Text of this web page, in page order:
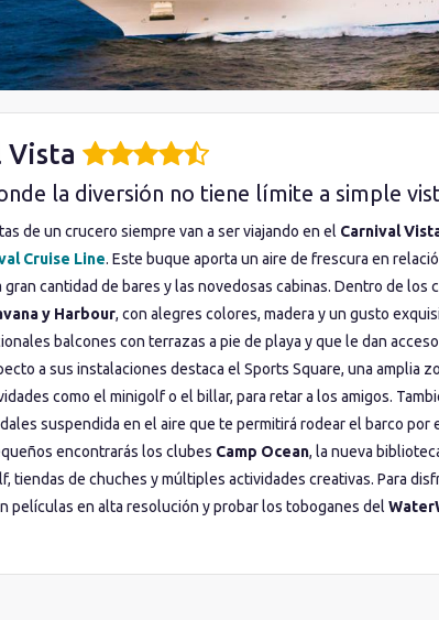
Vista
la diversión no tiene límite a simple
de un crucero siempre van a ser viajando en el Carnival
Cruise Line. Este buque aporta un aire de frescura en
cantidad de bares y las novedosas cabinas. Dentro de los
y Harbour, con alegres colores, madera y un gusto
balcones con terrazas a pie de playa y que le dan
a sus instalaciones destaca el Sports Square, una amplia
como el minigolf o el billar, para retar a los amigos.
suspendida en el aire que te permitirá rodear el barco por
encontrarás los clubes Camp Ocean, la nueva
tiendas de chuches y múltiples actividades creativas. Para
películas en alta resolución y probar los toboganes del